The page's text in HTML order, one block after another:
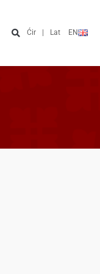
Ćir Lat EN